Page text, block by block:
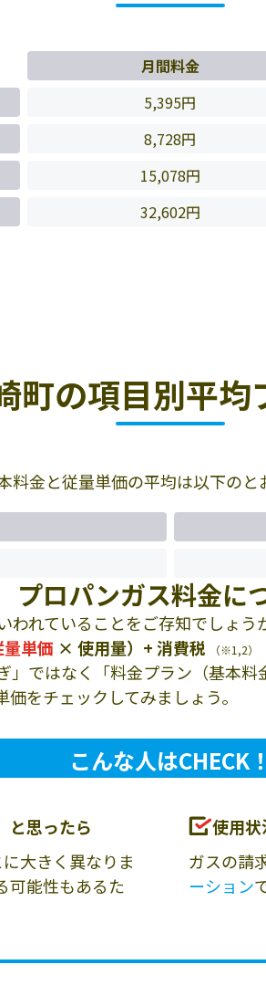
月間料金
5,395円
8,728円
15,078円
32,602円
町の項目別平
金と従量単価の平均は以下のと
プロパンガス料金に
れていることをご存知でしょう
量単価 × 使用量）+ 消費税 （※1,2）
」ではなく「料金プラン（基本
をチェックしてみましょう。
こんな人はCHECK！
と思ったら
大きく異なりま
可能性もあるた
使用
ガスの請
ーション